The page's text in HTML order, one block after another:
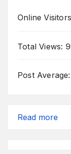
Online
Total Views:
Post Average:
Read more